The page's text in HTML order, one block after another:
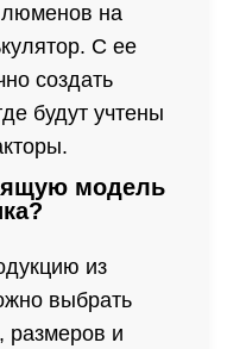
люменов на
С ее
создать
будут учтены
модель
из
выбрать
размеров и